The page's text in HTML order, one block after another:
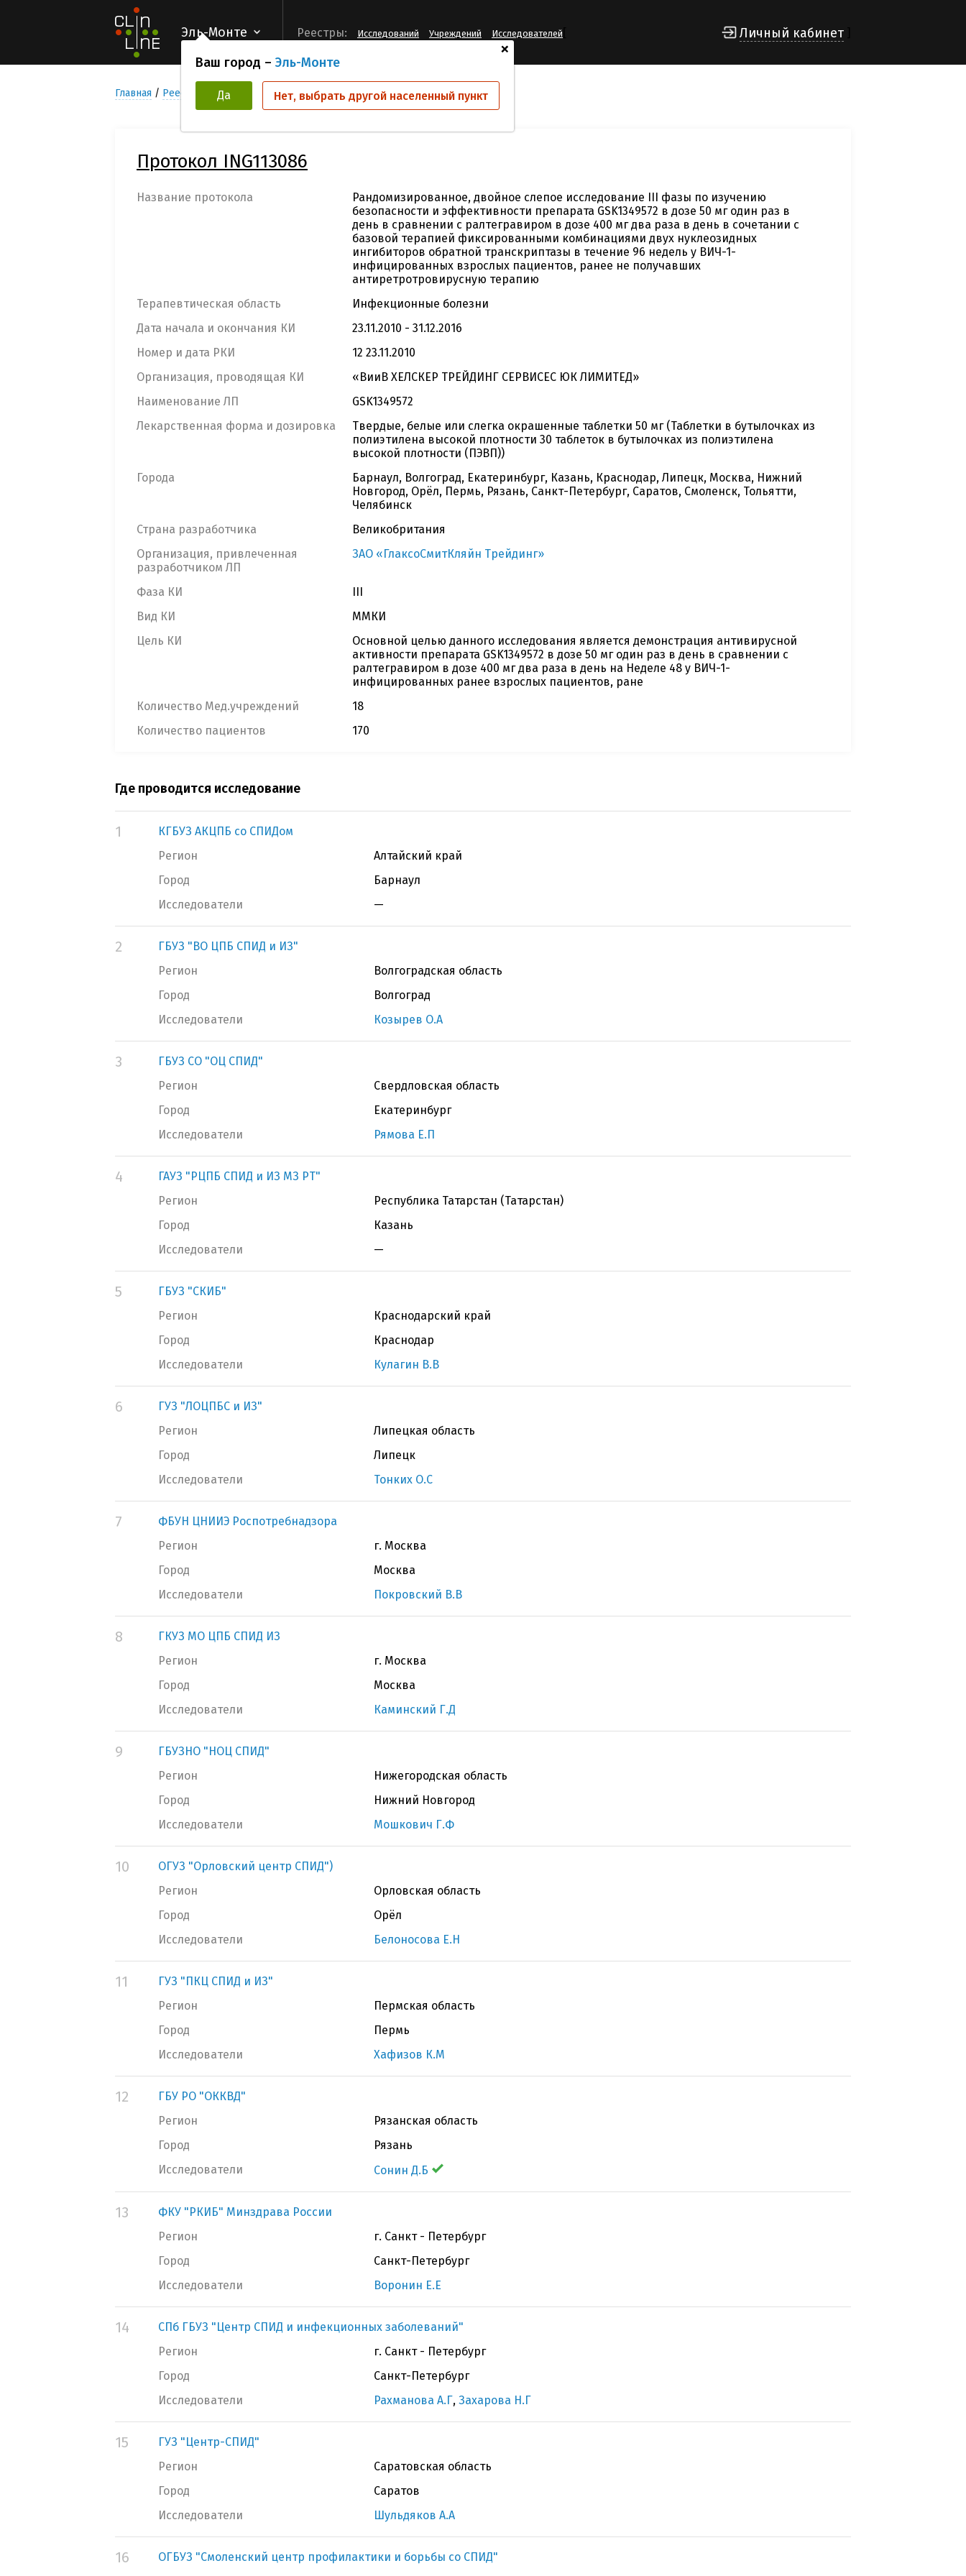
Эль-Монте
+
Ваш город – Эль-Монте
Да Нет, выбрать другой населенный пункт
Реестры: Исследований Учреждений Исследователей Личный кабинет
Главная Реестр Клинических исследований ING113086
Протокол ING113086
Название протокола
Рандомизированное, двойное слепое исследование III фазы по изучению
безопасности и эффективности препарата GSK1349572 в дозе 50 мг один раз в
день в сравнении с ралтегравиром в дозе 400 мг два раза в день в сочетании с
базовой терапией фиксированными комбинациями двух нуклеозидных
ингибиторов обратной транскриптазы в течение 96 недель у ВИЧ-1-
инфицированных взрослых пациентов, ранее не получавших
антиретротровирусную терапию
Терапевтическая область
Инфекционные болезни
Дата начала и окончания КИ
23.11.2010 - 31.12.2016
Номер и дата РКИ
12 23.11.2010
Организация, проводящая КИ
«ВииВ ХЕЛСКЕР ТРЕЙДИНГ СЕРВИСЕС ЮК ЛИМИТЕД»
Наименование ЛП
GSK1349572
Лекарственная форма и дозировка
Твердые, белые или слегка окрашенные таблетки 50 мг (Таблетки в бутылочках из
полиэтилена высокой плотности 30 таблеток в бутылочках из полиэтилена
высокой плотности (ПЭВП))
Города
Барнаул, Волгоград, Екатеринбург, Казань, Краснодар, Липецк, Москва, Нижний
Новгород, Орёл, Пермь, Рязань, Санкт-Петербург, Саратов, Смоленск, Тольятти,
Челябинск
Страна разработчика
Великобритания
Организация, привлеченная
разработчиком ЛП
ЗАО «ГлаксоСмитКляйн Трейдинг»
Фаза КИ
III
Вид КИ
ММКИ
Цель КИ
Основной целью данного исследования является демонстрация антивирусной
активности препарата GSK1349572 в дозе 50 мг один раз в день в сравнении с
ралтегравиром в дозе 400 мг два раза в день на Неделе 48 у ВИЧ-1-
инфицированных ранее взрослых пациентов, ране
Количество Мед.учреждений
18
Количество пациентов
170
Где проводится исследование
1
КГБУЗ АКЦПБ со СПИДом
Регион
Алтайский край
Город
Барнаул
Исследователи
—
2
ГБУЗ "ВО ЦПБ СПИД и ИЗ"
Регион
Волгоградская область
Город
Волгоград
Исследователи
Козырев О.А
3
ГБУЗ СО "ОЦ СПИД"
Регион
Свердловская область
Город
Екатеринбург
Исследователи
Рямова Е.П
4
ГАУЗ "РЦПБ СПИД и ИЗ МЗ РТ"
Регион
Республика Татарстан (Татарстан)
Город
Казань
Исследователи
—
5
ГБУЗ "СКИБ"
Регион
Краснодарский край
Город
Краснодар
Исследователи
Кулагин В.В
6
ГУЗ "ЛОЦПБС и ИЗ"
Регион
Липецкая область
Город
Липецк
Исследователи
Тонких О.С
7
ФБУН ЦНИИЭ Роспотребнадзора
Регион
г. Москва
Город
Москва
Исследователи
Покровский В.В
8
ГКУЗ МО ЦПБ СПИД ИЗ
Регион
г. Москва
Город
Москва
Исследователи
Каминский Г.Д
9
ГБУЗНО "НОЦ СПИД"
Регион
Нижегородская область
Город
Нижний Новгород
Исследователи
Мошкович Г.Ф
10
ОГУЗ "Орловский центр СПИД")
Регион
Орловская область
Город
Орёл
Исследователи
Белоносова Е.Н
11
ГУЗ "ПКЦ СПИД и ИЗ"
Регион
Пермская область
Город
Пермь
Исследователи
Хафизов К.М
12
ГБУ РО "ОККВД"
Регион
Рязанская область
Город
Рязань
Исследователи
Сонин Д.Б
13
ФКУ "РКИБ" Минздрава России
Регион
г. Санкт - Петербург
Город
Санкт-Петербург
Исследователи
Воронин Е.Е
14
СПб ГБУЗ "Центр СПИД и инфекционных заболеваний"
Регион
г. Санкт - Петербург
Город
Санкт-Петербург
Исследователи
Рахманова А.Г, Захарова Н.Г
15
ГУЗ "Центр-СПИД"
Регион
Саратовская область
Город
Саратов
Исследователи
Шульдяков А.А
16
ОГБУЗ "Смоленский центр профилактики и борьбы со СПИД"